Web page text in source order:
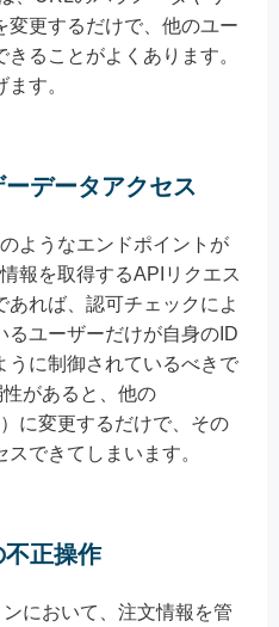
変更するだけで、他のユー
ることがよくあります。
す。
データアクセス
のようなエンドポイントが
報を取得するAPIリクエス
あれば、認可チェックによ
るユーザーだけが自身のID
うに制御されているべきで
があると、他の
）に変更するだけで、その
できてしまいます。
正操作
において、注文情報を管